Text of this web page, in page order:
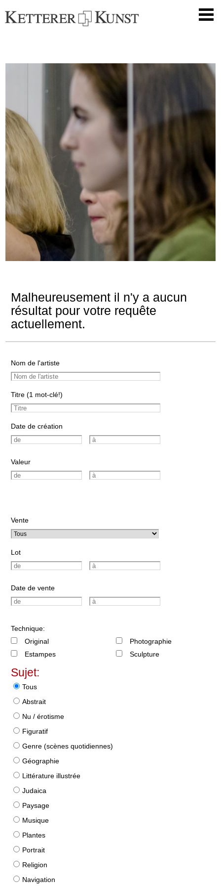
Malheureusement il n'y a aucun
résultat pour votre requête
actuellement.
Nom de l'artiste
Titre (1 mot-clé!)
Date de création
Valeur
Vente
Lot
Date de vente
Technique:
Original
Estampes
Photographie
Sculpture
Sujet:
Tous
Abstrait
Nu / érotisme
Figuratif
Genre (scènes quotidiennes)
Géographie
Littérature illustrée
Judaica
Paysage
Musique
Plantes
Portrait
Religion
Navigation